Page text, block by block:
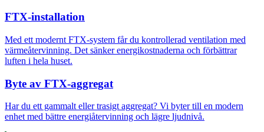
FTX-installation
Med ett modernt FTX-system får du kontrollerad ventilation med
värmeåtervinning. Det sänker energikostnaderna och förbättrar
luften i hela huset.
Byte av FTX-aggregat
Har du ett gammalt eller trasigt aggregat? Vi byter till en modern
enhet med bättre energiåtervinning och lägre ljudnivå.